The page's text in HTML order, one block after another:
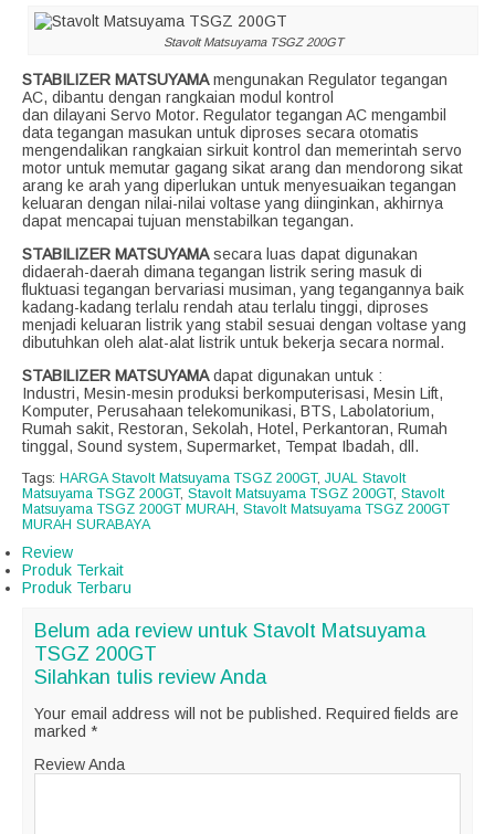
Stavolt Matsuyama TSGZ 200GT
STABILIZER MATSUYAMAmengunakan Regulator tegangan
AC, dibantu dengan rangkaian modul kontrol
dan dilayani Servo Motor. Regulator tegangan AC mengambil
data tegangan masukan untuk diproses secara otomatis
mengendalikan rangkaian sirkuit kontrol dan memerintah servo
motor untuk memutar gagang sikat arang dan mendorong sikat
arang ke arah yang diperlukan untuk menyesuaikan tegangan
keluaran dengan nilai-nilai voltase yang diinginkan, akhirnya
dapat mencapai tujuan menstabilkan tegangan.
STABILIZER MATSUYAMAsecara luas dapat digunakan
didaerah-daerah dimana tegangan listrik sering masuk di
fluktuasi tegangan bervariasi musiman, yang tegangannya baik
kadang-kadang terlalu rendah atau terlalu tinggi, diproses
menjadi keluaran listrik yang stabil sesuai dengan voltase yang
dibutuhkan oleh alat-alat listrik untuk bekerja secara normal.
STABILIZER MATSUYAMAdapat digunakan untuk :
Industri, Mesin-mesin produksi berkomputerisasi, Mesin Lift,
Komputer, Perusahaan telekomunikasi, BTS, Labolatorium,
Rumah sakit, Restoran, Sekolah, Hotel, Perkantoran, Rumah
tinggal, Sound system, Supermarket, Tempat Ibadah, dll.
Tags: HARGA Stavolt Matsuyama TSGZ 200GT, JUAL Stavolt
Matsuyama TSGZ 200GT, Stavolt Matsuyama TSGZ 200GT, Stavolt
Matsuyama TSGZ 200GT MURAH, Stavolt Matsuyama TSGZ 200GT
MURAH SURABAYA
Review
Produk Terkait
Produk Terbaru
Belum ada review untuk Stavolt Matsuyama
TSGZ 200GT
Silahkan tulis review Anda
Your email address will not be published. Required fields are
marked *
Review Anda